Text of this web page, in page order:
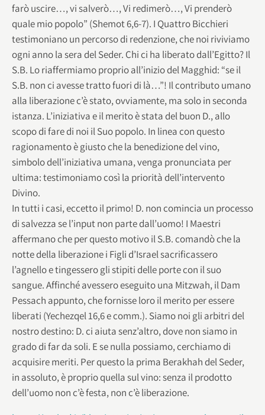
farò uscire…, vi salverò…, Vi redimerò…, Vi prenderò
quale mio popolo” (Shemot 6,6-7). I Quattro Bicchieri
testimoniano un percorso di redenzione, che noi riviviamo
ogni anno la sera del Seder. Chi ci ha liberato dall’Egitto? Il
S.B. Lo riaffermiamo proprio all’inizio del Magghid: “se il
S.B. non ci avesse tratto fuori di là…”! Il contributo umano
alla liberazione c’è stato, ovviamente, ma solo in seconda
istanza. L’iniziativa e il merito è stata del buon D., allo
scopo di fare di noi il Suo popolo. In linea con questo
ragionamento è giusto che la benedizione del vino,
simbolo dell’iniziativa umana, venga pronunciata per
ultima: testimoniamo così la priorità dell’intervento
Divino.
In tutti i casi, eccetto il primo! D. non comincia un processo
di salvezza se l’input non parte dall’uomo! I Maestri
affermano che per questo motivo il S.B. comandò che la
notte della liberazione i Figli d’Israel sacrificassero
l’agnello e tingessero gli stipiti delle porte con il suo
sangue. Affinché avessero eseguito una Mitzwah, il Dam
Pessach appunto, che fornisse loro il merito per essere
liberati (Yechezqel 16,6 e comm.). Siamo noi gli arbitri del
nostro destino: D. ci aiuta senz’altro, dove non siamo in
grado di far da soli. E se nulla possiamo, cerchiamo di
acquisire meriti. Per questo la prima Berakhah del Seder,
in assoluto, è proprio quella sul vino: senza il prodotto
dell’uomo non c’è festa, non c’è liberazione.